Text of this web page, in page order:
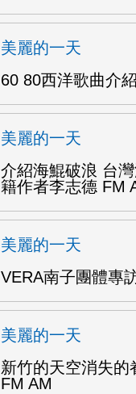
美麗的一天
60 80西洋歌曲介
美麗的一天
介紹海鯤破浪 台
籍作者李志德 FM
美麗的一天
VERA南子團體專
美麗的一天
新竹的天空消失的
FM AM